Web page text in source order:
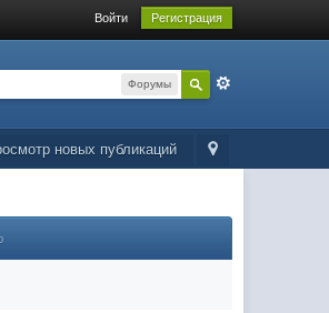
Войти Регистрация
Форумы
новых публикаций